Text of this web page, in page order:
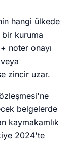
hangi ülkede
bir kuruma
noter onayı
zincir uzar.
belgelerde
kaymakamlık
2024'te